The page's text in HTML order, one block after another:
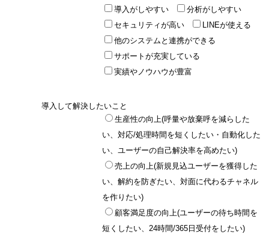
導入がしやすい
分析がしやすい
セキュリティが高い
LINEが使える
他のシステムと連携ができる
サポートが充実している
実績やノウハウが豊富
導入して解決したいこと
生産性の向上(呼量や放棄呼を減らした
い、対応/処理時間を短くしたい・自動化した
い、ユーザーの自己解決率を高めたい)
売上の向上(新規見込ユーザーを獲得した
い、解約を防ぎたい、対面に代わるチャネル
を作りたい)
顧客満足度の向上(ユーザーの待ち時間を
短くしたい、24時間/365日受付をしたい)